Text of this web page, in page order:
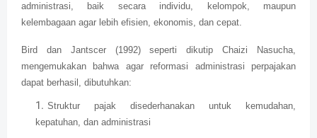
administrasi, baik secara individu, kelompok, maupun
kelembagaan agar lebih efisien, ekonomis, dan cepat.
Bird dan Jantscer (1992) seperti dikutip Chaizi Nasucha,
mengemukakan bahwa agar reformasi administrasi perpajakan
dapat berhasil, dibutuhkan:
Struktur pajak disederhanakan untuk kemudahan,
kepatuhan, dan administrasi